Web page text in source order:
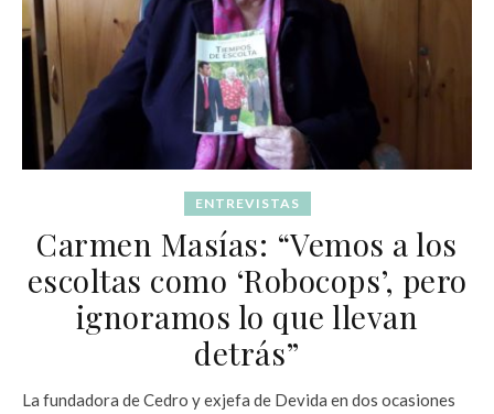
ENTREVISTAS
Carmen Masías: “Vemos a los
escoltas como ‘Robocops’, pero
ignoramos lo que llevan
detrás”
La fundadora de Cedro y exjefa de Devida en dos ocasiones